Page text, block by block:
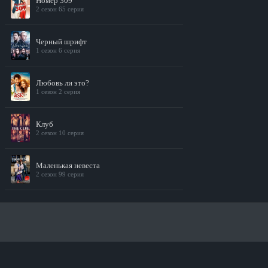
2 сезон 65 серия
Черный шрифт
1 сезон 6 серия
Любовь ли это?
1 сезон 2 серия
Клуб
2 сезон 10 серия
Маленькая невеста
2 сезон 99 серия